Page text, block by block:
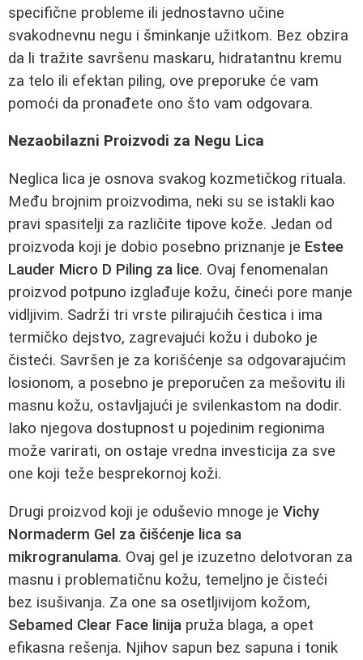
specifične probleme ili jednostavno učine
svakodnevnu negu i šminkanje užitkom. Bez obzira
da li tražite savršenu maskaru, hidratantnu kremu
za telo ili efektan piling, ove preporuke će vam
pomoći da pronađete ono što vam odgovara.
Nezaobilazni Proizvodi za Negu Lica
Neglica lica je osnova svakog kozmetičkog rituala.
Među brojnim proizvodima, neki su se istakli kao
pravi spasitelji za različite tipove kože. Jedan od
proizvoda koji je dobio posebno priznanje je Estee
Lauder Micro D Piling za lice. Ovaj fenomenalan
proizvod potpuno izglađuje kožu, čineći pore manje
vidljivim. Sadrži tri vrste pilirajućih čestica i ima
termičko dejstvo, zagrevajući kožu i duboko je
čisteći. Savršen je za korišćenje sa odgovarajućim
losionom, a posebno je preporučen za mešovitu ili
masnu kožu, ostavljajući je svilenkastom na dodir.
Iako njegova dostupnost u pojedinim regionima
može varirati, on ostaje vredna investicija za sve
one koji teže besprekornoj koži.
Drugi proizvod koji je oduševio mnoge je Vichy
Normaderm Gel za čišćenje lica sa
mikrogranulama. Ovaj gel je izuzetno delotvoran za
masnu i problematičnu kožu, temeljno je čisteći
bez isušivanja. Za one sa osetljivijom kožom,
Sebamed Clear Face linija pruža blaga, a opet
efikasna rešenja. Njihov sapun bez sapuna i tonik